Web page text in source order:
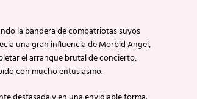
la bandera de compatriotas suyos
una gran influencia de Morbid Angel,
el arranque brutal de concierto,
con mucho entusiasmo.